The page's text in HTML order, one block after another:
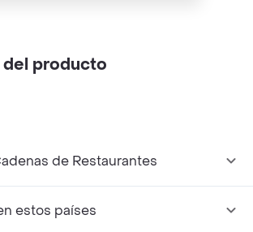
producto
de Restaurantes
estos países